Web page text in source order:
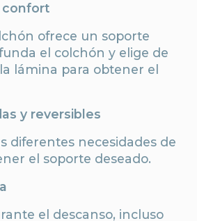
confort
ofrece un soporte
el colchón y elige de
lámina para obtener el
y reversibles
diferentes necesidades de
el soporte deseado.
el descanso, incluso